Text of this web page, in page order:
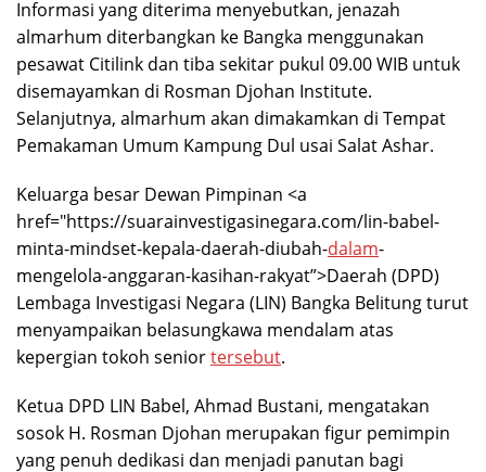
Informasi yang diterima menyebutkan, jenazah
almarhum diterbangkan ke Bangka menggunakan
pesawat Citilink dan tiba sekitar pukul 09.00 WIB untuk
disemayamkan di Rosman Djohan Institute.
Selanjutnya, almarhum akan dimakamkan di Tempat
Pemakaman Umum Kampung Dul usai Salat Ashar.
Keluarga besar Dewan Pimpinan <a
href="https://suarainvestigasinegara.com/lin-babel-
minta-mindset-kepala-daerah-diubah-dalam-
mengelola-anggaran-kasihan-rakyat”>Daerah (DPD)
Lembaga Investigasi Negara (LIN) Bangka Belitung turut
menyampaikan belasungkawa mendalam atas
kepergian tokoh seniortersebut.
Ketua DPD LIN Babel, Ahmad Bustani, mengatakan
sosok H. Rosman Djohan merupakan figur pemimpin
yang penuh dedikasi dan menjadi panutan bagi